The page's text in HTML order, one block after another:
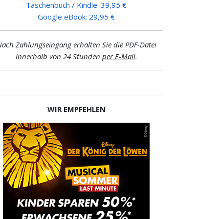
Taschenbuch / Kindle: 39,95 €
Google eBook: 29,95 €
Zahlungseingang erhalten Sie die PDF-Datei
innerhalb von 24 Stunden per E-Mail.
WIR EMPFEHLEN